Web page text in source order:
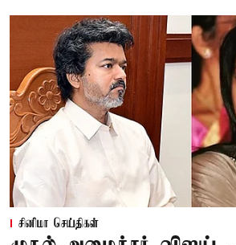
சினிமா செய்திகள்